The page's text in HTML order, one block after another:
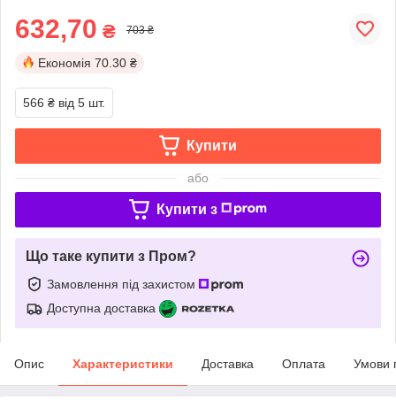
632,70 ₴ 703 ₴
Економія 70.30 ₴
566 ₴ від 5 шт.
Купити
або
Купити з
Що таке купити з Пром?
Замовлення під захистом
Доступна доставка
Опис Характеристики Доставка Оплата Умови